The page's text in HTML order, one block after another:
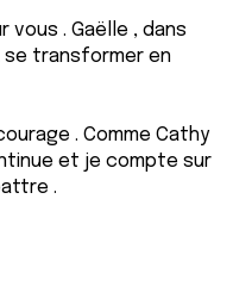
utilisation de leurs
. Gaëlle , dans
transformer en
. Comme Cathy
et je compte sur
.